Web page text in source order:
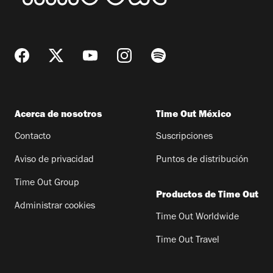
Acerca de nosotros
Contacto
Aviso de privacidad
Time Out Group
Administrar cookies
Time Out México
Suscripciones
Puntos de distribución
Productos de Time Out
Time Out Worldwide
Time Out Travel